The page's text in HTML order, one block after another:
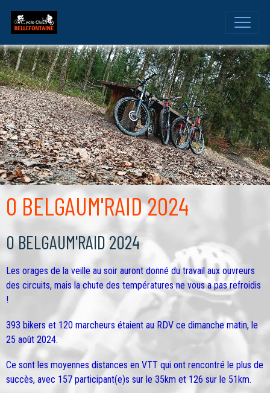
O BELGAUM'RAID 2024
O BELGAUM'RAID 2024
Les orages de la veille au soir auront donné du travail aux ouvreurs
des circuits, mais la chute des températures ne vous a pas refroidis
!
393 bikers et 120 marcheurs étaient au RDV ce dimanche matin, le
25 août 2024.
Ce sont les moyennes distances en VTT qui ont rencontré le plus de
succès, avec 157 participant(e)s sur le 35km et 126 sur le 51km.